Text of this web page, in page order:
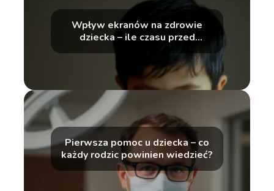
Wpływ ekranów na zdrowie
dziecka – ile czasu przed
telefonem to za dużo?
Pierwsza pomoc u dziecka – co
każdy rodzic powinien wiedzieć?